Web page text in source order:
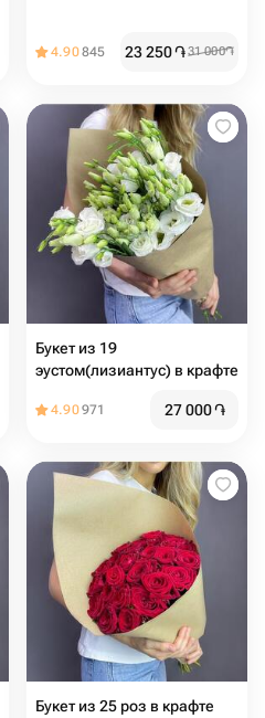
4.90845 23 250֏31 000֏
Букет из 19
эустом(лизиантус) в крафте
4.90971 27 000֏
Букет из 25 роз в крафте